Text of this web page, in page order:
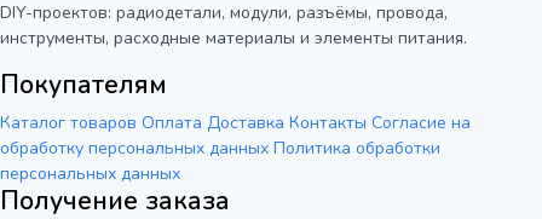
DIY-проектов: радиодетали, модули, разъёмы, провода,
инструменты, расходные материалы и элементы питания.
Покупателям
Каталог товаров Оплата Доставка Контакты Согласие на
обработку персональных данных Политика обработки
персональных данных
Получение заказа